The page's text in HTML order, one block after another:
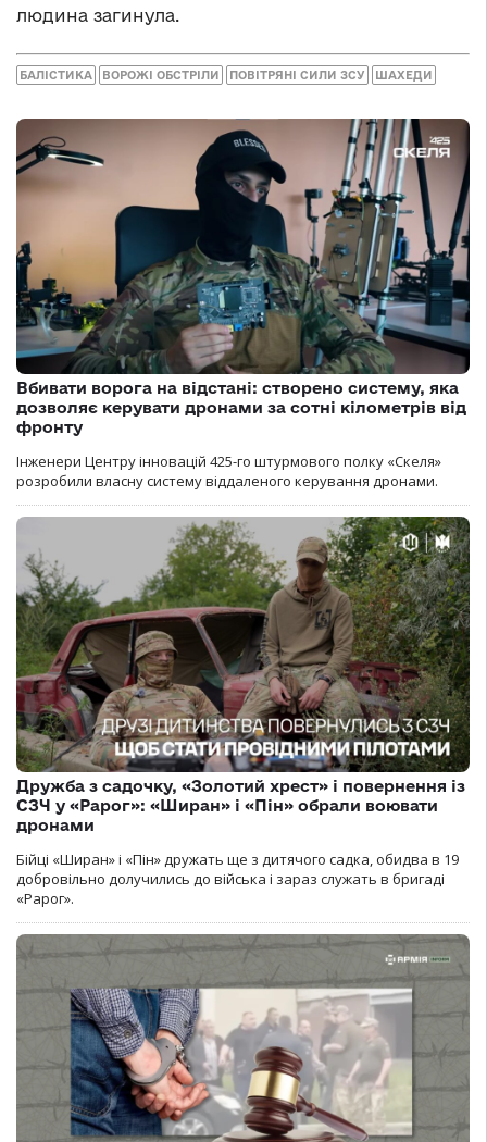
людина загинула.
БАЛІСТИКА ВОРОЖІ ОБСТРІЛИ ПОВІТРЯНІ СИЛИ ЗСУ ШАХЕДИ
Вбивати ворога на відстані: створено систему, яка
дозволяє керувати дронами за сотні кілометрів від
фронту
Інженери Центру інновацій 425-го штурмового полку «Скеля»
розробили власну систему віддаленого керування дронами.
Дружба з садочку, «Золотий хрест» і повернення із
СЗЧ у «Рарог»: «Ширан» і «Пін» обрали воювати
дронами
Бійці «Ширан» і «Пін» дружать ще з дитячого садка, обидва в 19
добровільно долучились до війська і зараз служать в бригаді
«Рарог».